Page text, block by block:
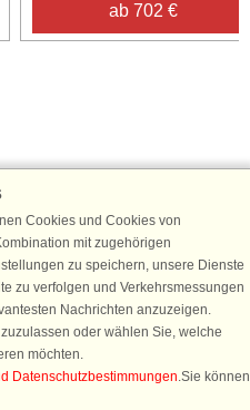
ab 702 €
Fans an
von 25 € für Ihren nächsten
für den DanCenter Newsletter
Angebote, Gewinnspiele und
Cookies und Cookies von
mit zugehörigen
zu speichern, unsere Dienste
zu verfolgen und Verkehrsmessungen
Nachrichten anzuzeigen.
oder wählen Sie, welche
möchten.
Datenschutzbestimmungen.Sie können